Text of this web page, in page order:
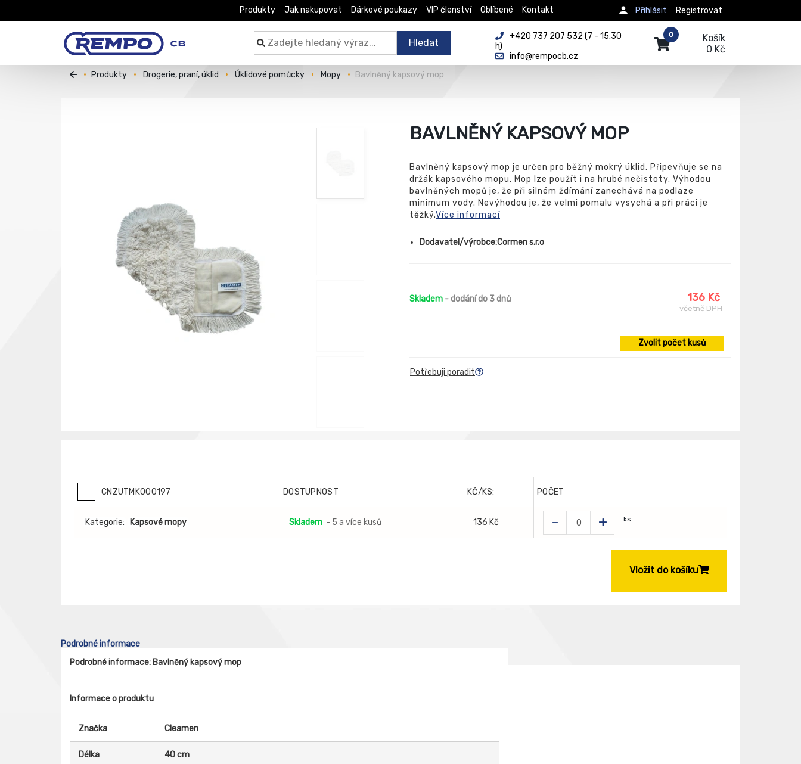
Produkty Jak nakupovat Dárkové poukazy VIP členství Oblíbené Kontakt Registrovat
Přihlásit
Hledat
+420 737 207 532 (7 - 15:30
h)
info@rempocb.cz
Košík
0 Kč
0
Produkty Drogerie, praní, úklid Úklidové pomůcky Mopy Bavlněný kapsový mop
BAVLNĚNÝ KAPSOVÝ MOP
Bavlněný kapsový mop je určen pro běžný mokrý úklid. Připevňuje se na
držák kapsového mopu. Mop lze použít i na hrubé nečistoty. Výhodou
bavlněných mopů je, že při silném ždímání zanechává na podlaze
minimum vody. Nevýhodou je, že velmi pomalu vysychá a při práci je
těžký.Více informací
Dodavatel/výrobce:Cormen s.r.o
Skladem - dodání do 3 dnů 136 Kč
včetně DPH
Zvolit počet kusů
Potřebuji poradit
CNZUTMK000197 DOSTUPNOST KČ/KS: POČET
Kategorie: Kapsové mopy Skladem - 5 a více kusů 136 Kč - + ks
Vložit do košíku
Podrobné informace
Podrobné informace: Bavlněný kapsový mop
Informace o produktu
Značka Cleamen
Délka 40 cm